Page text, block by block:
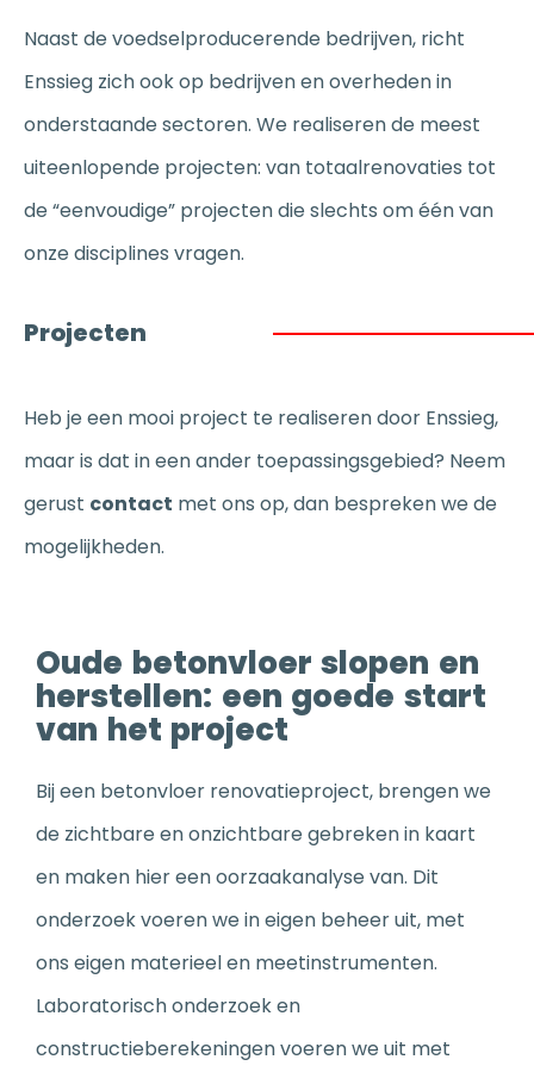
Naast de voedselproducerende bedrijven, richt
Enssieg zich ook op bedrijven en overheden in
onderstaande sectoren. We realiseren de meest
uiteenlopende projecten: van totaalrenovaties tot
de “eenvoudige” projecten die slechts om één van
onze disciplines vragen.
Projecten
Heb je een mooi project te realiseren door Enssieg,
maar is dat in een ander toepassingsgebied? Neem
gerust contact met ons op, dan bespreken we de
mogelijkheden.
Oude betonvloer slopen en
herstellen: een goede start
van het project
Bij een betonvloer renovatieproject, brengen we
de zichtbare en onzichtbare gebreken in kaart
en maken hier een oorzaakanalyse van. Dit
onderzoek voeren we in eigen beheer uit, met
ons eigen materieel en meetinstrumenten.
Laboratorisch onderzoek en
constructieberekeningen voeren we uit met